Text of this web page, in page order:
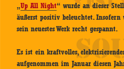
„Up All Night“ wurde an dieser
äußerst positiv beleuchtet.
sein neuestes Werk recht gespannt.
Es ist ein kraftvolles,
aufgenommen im Januar diesen